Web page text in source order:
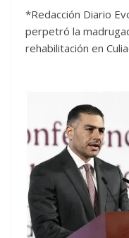
*Redacción Diario
perpetró la
rehabilitación en